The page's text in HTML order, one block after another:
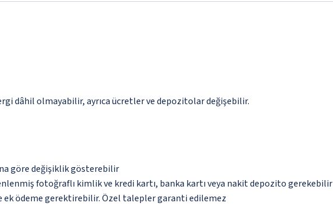
dâhil olmayabilir, ayrıca ücretler ve depozitolar değişebilir.
göre değişiklik gösterebilir
fotoğraflı kimlik ve kredi kartı, banka kartı veya nakit depozito gerekebilir
ek ödeme gerektirebilir. Özel talepler garanti edilemez